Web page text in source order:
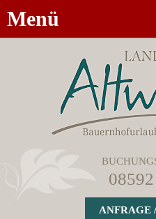
ANFRAGE
Menü